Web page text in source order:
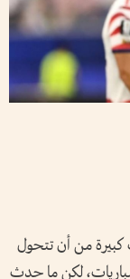
كانت المخاوف كبيرة من أن تتحول
لكن ما حدث